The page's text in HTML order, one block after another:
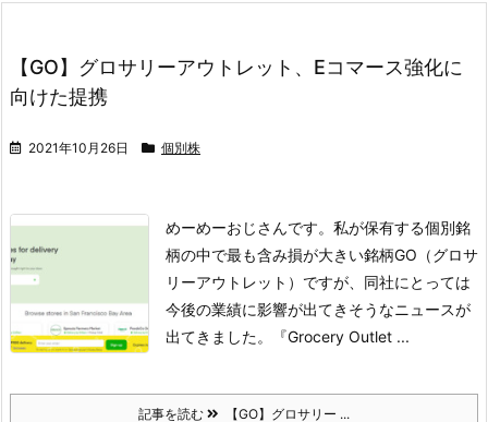
【GO】グロサリーアウトレット、Eコマース強化に
向けた提携
2021年10月26日 個別株
めーめーおじさんです。 私が保有する個別銘
柄の中で最も含み損が大きい銘柄GO（グロサ
リーアウトレット）ですが、同社にとっては
今後の業績に影響が出てきそうなニュースが
出てきました。
『Grocery Outlet ...
記事を読む 【GO】グロサリー ...